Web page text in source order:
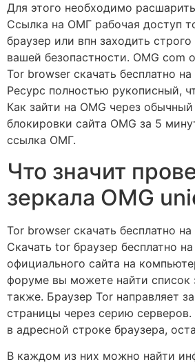
Для этого необходимо
Ссылка на ОМГ рабочая доступ
браузер или впн заходить
вашей безопастности. OMG com
Tor browser скачать бесплатно
Ресурс полностью рукописный,
Как зайти на OMG через
блокировки сайта OMG за 5
ссылка ОМГ.
Что значит
зеркала OMG
Tor browser скачать бесплатно
Скачать tor браузер бесплатно
официального сайта на
форуме вы можете найти список
также. Браузер Tor направляет
страницы через серию
в адресной строке браузера,
В каждом из них можно найти